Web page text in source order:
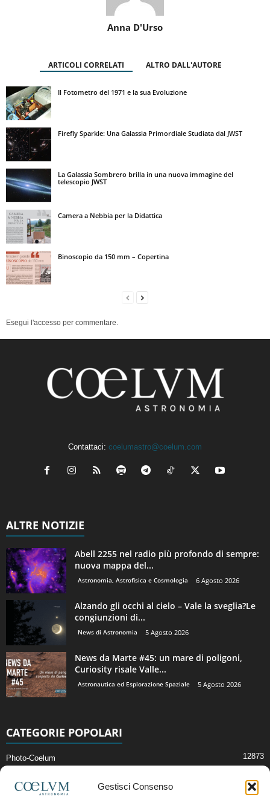
Gestisci Consenso
Anna D'Urso
ARTICOLI CORRELATI ALTRO DALL'AUTORE
Il Fotometro del 1971 e la sua Evoluzione
Firefly Sparkle: Una Galassia Primordiale Studiata dal JWST
La Galassia Sombrero brilla in una nuova immagine del
telescopio JWST
Camera a Nebbia per la Didattica
Binoscopio da 150 mm – Copertina
Esegui l'accesso per commentare.
Contattaci: coelumastro@coelum.com
ALTRE NOTIZIE
Abell 2255 nel radio più profondo di sempre:
nuova mappa del...
Astronomia, Astrofisica e Cosmologia 6 Agosto 2026
Alzando gli occhi al cielo – Vale la sveglia?Le
congiunzioni di...
News di Astronomia 5 Agosto 2026
News da Marte #45: un mare di poligoni,
Curiosity risale Valle...
Astronautica ed Esplorazione Spaziale 5 Agosto 2026
CATEGORIE POPOLARI
Photo-Coelum 12873
News di Astronomia 2409